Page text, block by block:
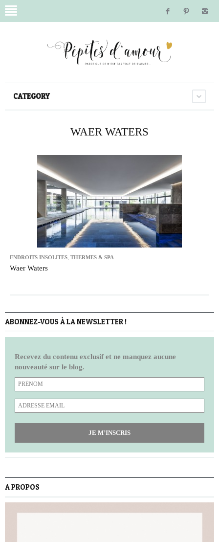
CATEGORY
WAER WATERS
ENDROITS INSOLITES THERMES & SPA
Waer Waters
ABONNEZ-VOUS À LA NEWSLETTER !
Recevez du contenu exclusif et ne manquez aucune
nouveauté sur le blog.
JE M’INSCRIS
A PROPOS